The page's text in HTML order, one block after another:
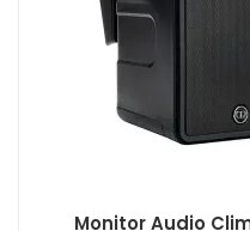
Monitor Audio